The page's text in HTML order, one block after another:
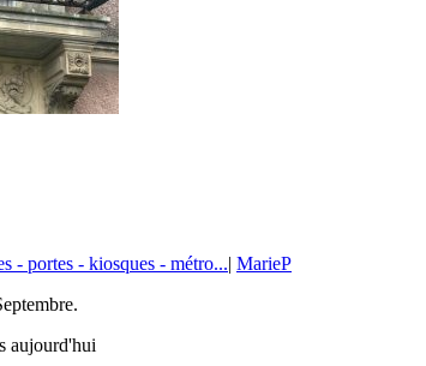
- portes - kiosques - métro...| MarieP
aujourd'hui